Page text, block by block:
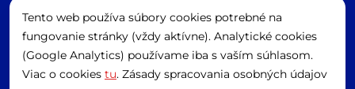
Tento web používa súbory cookies potrebné na
fungovanie stránky (vždy aktívne). Analytické cookies
(Google Analytics) používame iba s vaším súhlasom.
Viac o cookies tu. Zásady spracovania osobných údajov
Hlasová stopa v článkoch bola vygenerovaná pomocou AI
Spravovať cookies